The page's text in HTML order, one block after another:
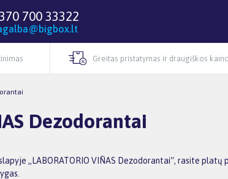
700 33322
Greitas pristatymas ir draugiškos
Dezodorantai
„LABORATORIO VIÑAS Dezodorantai“, rasite